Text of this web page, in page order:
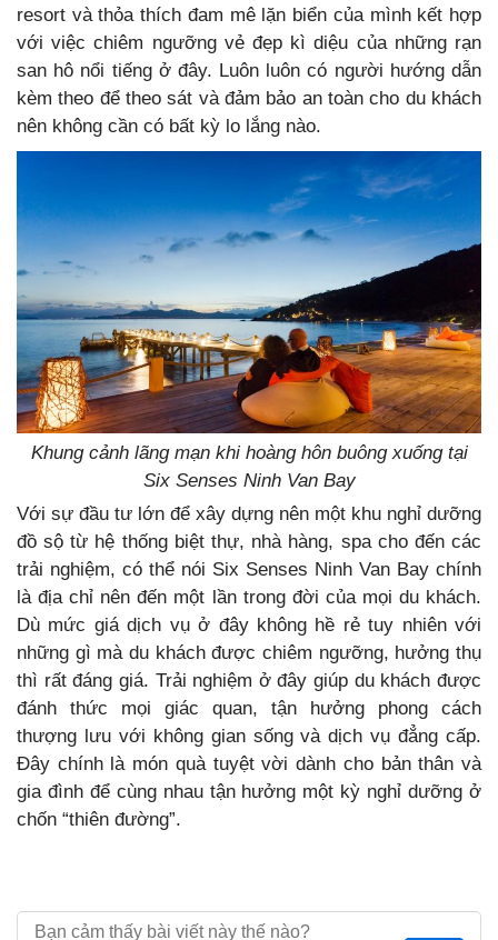
resort và thỏa thích đam mê lặn biển của mình kết hợp
với việc chiêm ngưỡng vẻ đẹp kì diệu của những rạn
san hô nổi tiếng ở đây. Luôn luôn có người hướng dẫn
kèm theo để theo sát và đảm bảo an toàn cho du khách
nên không cần có bất kỳ lo lắng nào.
Khung cảnh lãng mạn khi hoàng hôn buông xuống tại
Six Senses Ninh Van Bay
Với sự đầu tư lớn để xây dựng nên một khu nghỉ dưỡng
đồ sộ từ hệ thống biệt thự, nhà hàng, spa cho đến các
trải nghiệm, có thể nói Six Senses Ninh Van Bay chính
là địa chỉ nên đến một lần trong đời của mọi du khách.
Dù mức giá dịch vụ ở đây không hề rẻ tuy nhiên với
những gì mà du khách được chiêm ngưỡng, hưởng thụ
thì rất đáng giá. Trải nghiệm ở đây giúp du khách được
đánh thức mọi giác quan, tận hưởng phong cách
thượng lưu với không gian sống và dịch vụ đẳng cấp.
Đây chính là món quà tuyệt vời dành cho bản thân và
gia đình để cùng nhau tận hưởng một kỳ nghỉ dưỡng ở
chốn “thiên đường”.